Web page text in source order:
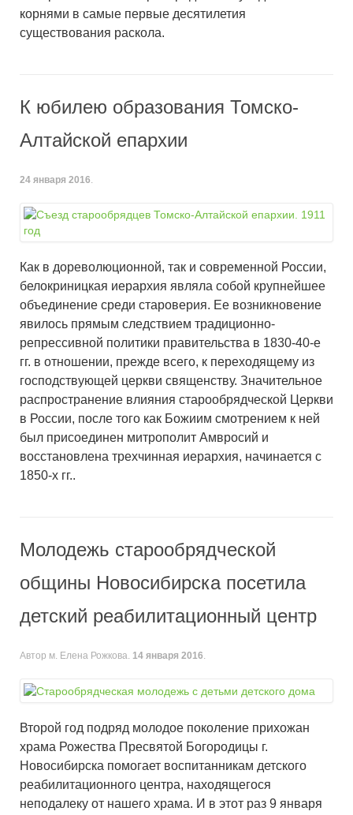
корнями в самые первые десятилетия
существования раскола.
К юбилею образования Томско-
Алтайской епархии
24 января 2016.
Как в дореволюционной, так и современной России,
белокриницкая иерархия являла собой крупнейшее
объединение среди староверия. Ее возникновение
явилось прямым следствием традиционно-
репрессивной политики правительства в 1830-40-е
гг. в отношении, прежде всего, к переходящему из
господствующей церкви священству. Значительное
распространение влияния старообрядческой Церкви
в России, после того как Божиим смотрением к ней
был присоединен митрополит Амвросий и
восстановлена трехчинная иерархия, начинается с
1850-х гг..
Молодежь старообрядческой
общины Новосибирска посетила
детский реабилитационный центр
Автор м. Елена Рожкова. 14 января 2016.
Второй год подряд молодое поколение прихожан
храма Рожества Пресвятой Богородицы г.
Новосибирска помогает воспитанникам детского
реабилитационного центра, находящегося
неподалеку от нашего храма. И в этот раз 9 января